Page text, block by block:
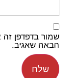
שמור בדפדפן
הבאה שאגיב.